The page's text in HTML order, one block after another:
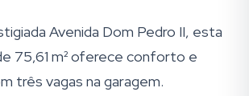
Avenida Dom Pedro II, esta
75,61 m² oferece conforto e
três vagas na garagem.